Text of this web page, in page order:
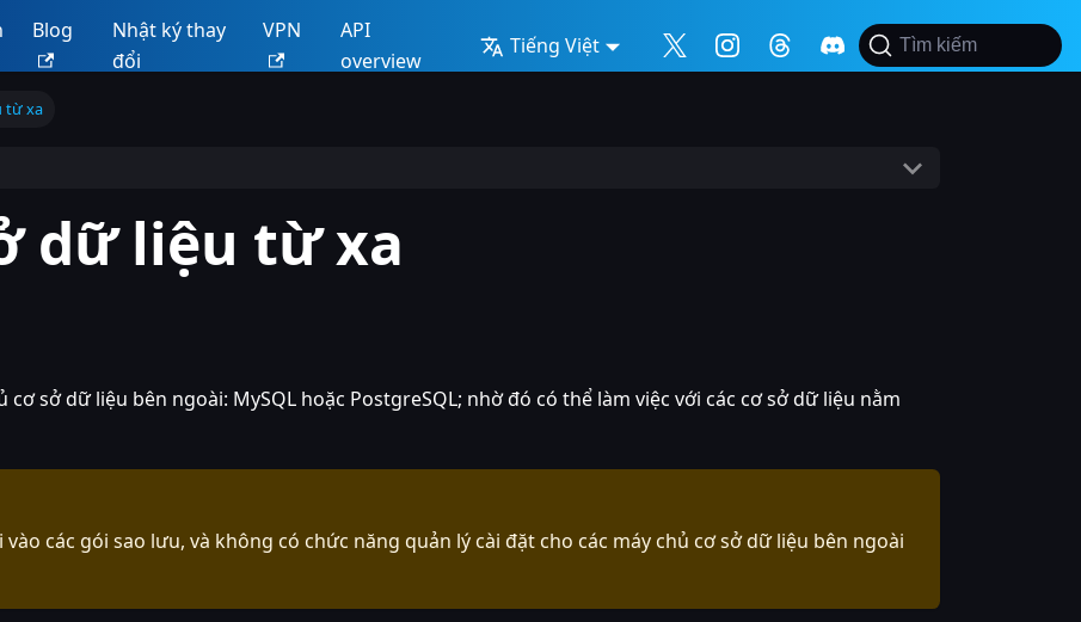
Blog
Nhật ký thay
đổi
VPN
API
overview
Tiếng Việt Tìm kiếm
từ xa
dữ liệu từ xa
cơ sở dữ liệu bên ngoài: MySQL hoặc PostgreSQL; nhờ đó có thể làm việc với các cơ sở dữ liệu nằm
các gói sao lưu, và không có chức năng quản lý cài đặt cho các máy chủ cơ sở dữ liệu bên ngoài